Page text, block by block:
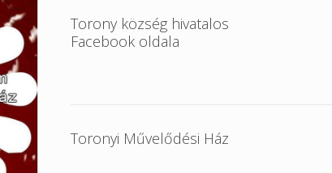
Torony község hivatalos
Facebook oldala
Toronyi Művelődési Ház